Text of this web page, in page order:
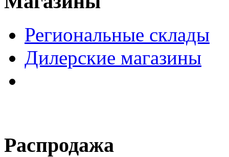
Региональные склады
Дилерские магазины
Распродажа